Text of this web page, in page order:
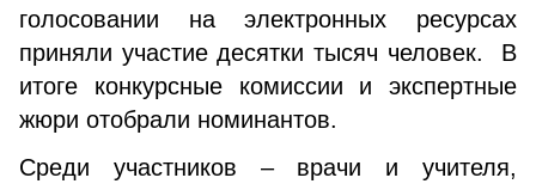
голосовании на электронных ресурсах
приняли участие десятки тысяч человек. В
итоге конкурсные комиссии и экспертные
жюри отобрали номинантов.
Среди участников – врачи и учителя,